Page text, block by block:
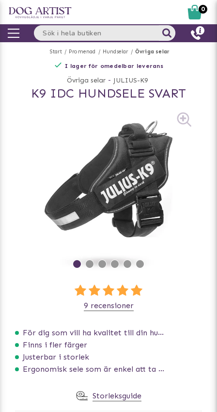
Start Promenad Hundselar Övriga selar
I lager för omedelbar leverans
Övriga selar - JULIUS-K9
K9 IDC HUNDSELE SVART
För dig som vill ha kvalitet till din hund!
Finns i fler färger
Justerbar i storlek
Ergonomisk sele som är enkel att ta på och av
9 recensioner
Storleksguide
0